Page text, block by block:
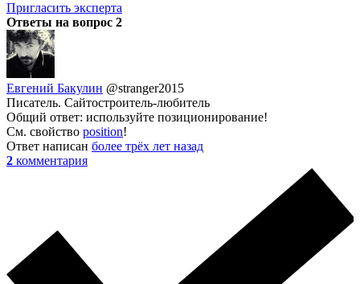
Пригласить эксперта
Ответы на вопрос 2
Евгений Бакулин @stranger2015
Писатель. Сайтостроитель-любитель
Общий ответ: используйте позиционирование!
См. свойство position!
Ответ написан более трёх лет назад
2 комментария